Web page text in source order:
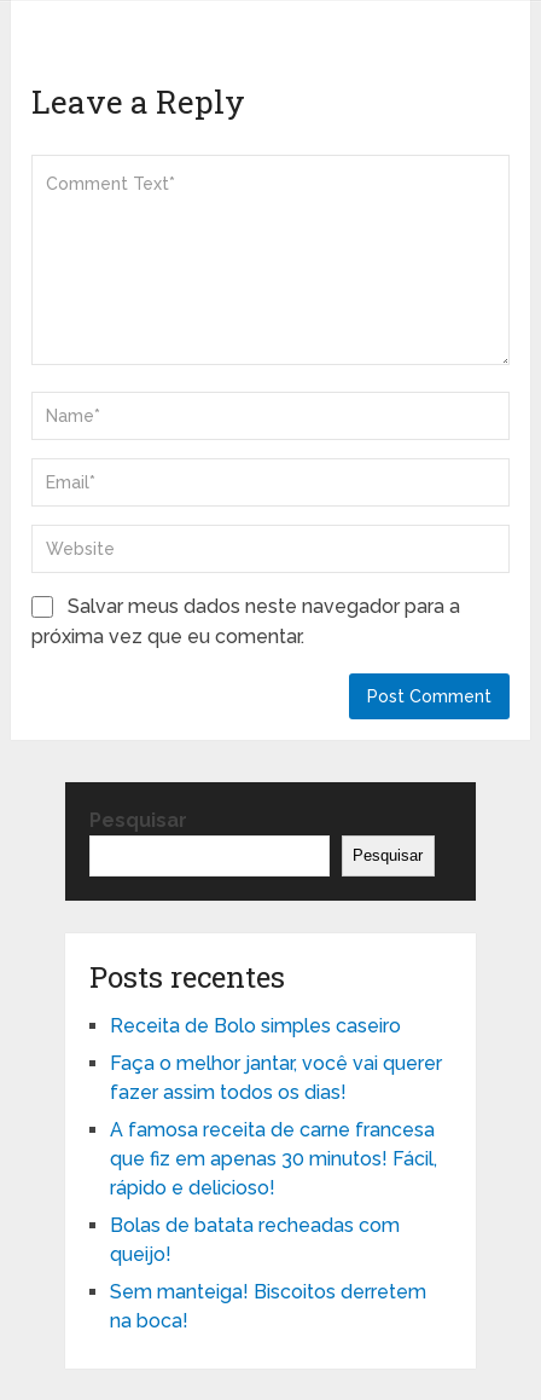
Leave a Reply
Salvar meus dados neste navegador para a
próxima vez que eu comentar.
Pesquisar
Pesquisar
Posts recentes
Receita de Bolo simples caseiro
Faça o melhor jantar, você vai querer
fazer assim todos os dias!
A famosa receita de carne francesa
que fiz em apenas 30 minutos! Fácil,
rápido e delicioso!
Bolas de batata recheadas com
queijo!
Sem manteiga! Biscoitos derretem
na boca!